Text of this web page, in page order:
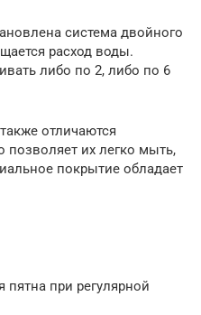
система двойного
расход воды.
либо по 2, либо по 6
отличаются
позволяет их легко мыть,
покрытие обладает
пятна при регулярной